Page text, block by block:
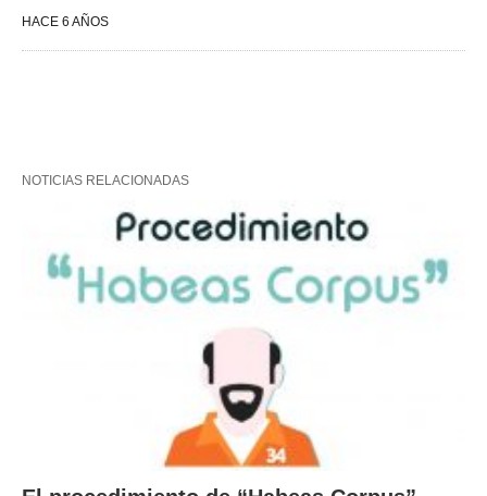
HACE 6 AÑOS
NOTICIAS RELACIONADAS